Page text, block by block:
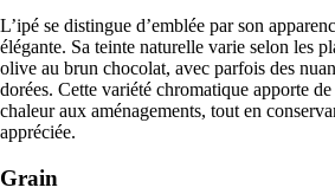
L’ipé se distingue d’emblée par son
élégante. Sa teinte naturelle varie selon les
olive au brun chocolat, avec parfois des
dorées. Cette variété chromatique apporte
chaleur aux aménagements, tout en
appréciée.
Grain